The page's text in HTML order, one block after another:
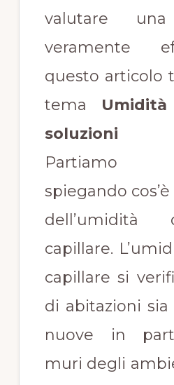
valutare una
veramente
questo articolo
tema
soluzioni
Partiamo
spiegando
capillare.
capillare si
di abitazioni sia
nuove in
muri degli